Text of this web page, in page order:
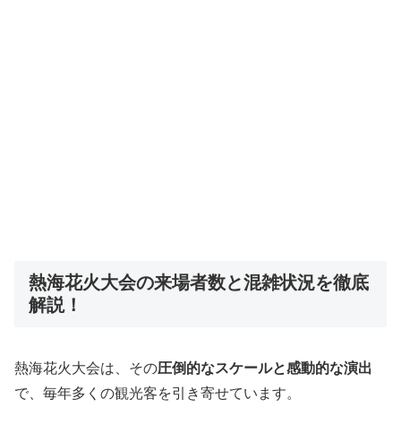
熱海花火大会の来場者数と混雑状況を徹底
解説！
熱海花火大会は、その圧倒的なスケールと感動的な演出
で、毎年多くの観光客を引き寄せています。